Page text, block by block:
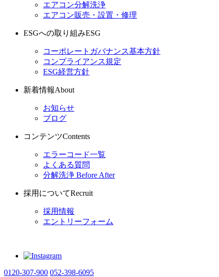
エアコン分解洗浄
エアコン販売・設置・修理
ESGへの取り組みESG
コーポレートガバナンス基本方針
コンプライアンス規定
ESG経営方針
新着情報About
お知らせ
ブログ
コンテンツContents
エラーコード一覧
よくある質問
分解洗浄 Before After
採用についてRecruit
採用情報
エントリーフォーム
0120-307-900 052-398-6095